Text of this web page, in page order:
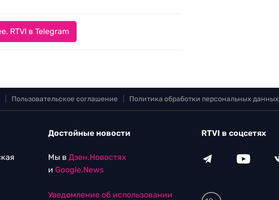
RTVI в Telegram
Пользовательское соглашение Политика обработки персональных данных
Достойные новости
Мы в Дзен.Новостях
и Google.News
Уведомление об использовании
RTVI в соцсетях